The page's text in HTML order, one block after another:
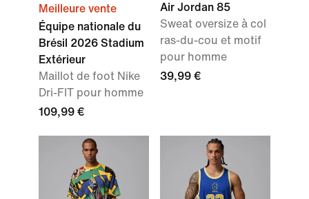
Meilleure vente
Équipe nationale du
Brésil 2026 Stadium
Extérieur
Maillot de foot Nike
Dri-FIT pour homme
109,99 €
Air Jordan 85
Sweat oversize à col
ras-du-cou et motif
pour homme
39,99 €